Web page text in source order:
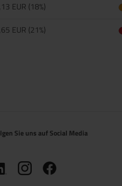
EUR (18%)
EUR (21%)
Sie uns auf Social Media
(öffnet in neuem Tab)
(öffnet in neuem Tab)
(öffnet in neuem Tab)